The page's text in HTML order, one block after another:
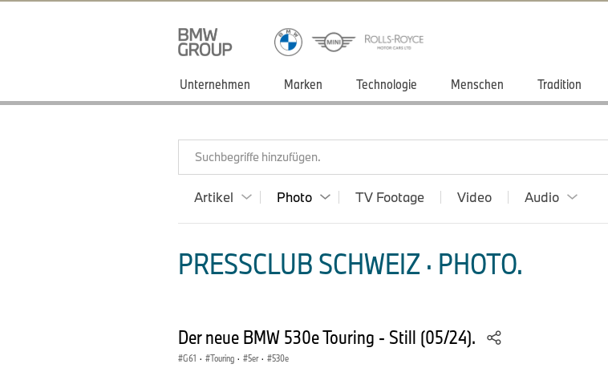
Unternehmen Marken Technologie Menschen Tradition
Suchbegriffe hinzufügen.
Artikel Photo TV Footage Video Audio
PRESSCLUB SCHWEIZ · PHOTO.
Der neue BMW 530e Touring - Still (05/24).
G61 · Touring · 5er · 530e